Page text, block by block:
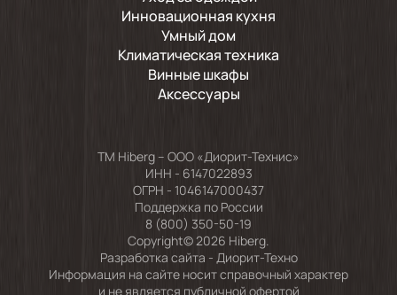
Инновационная кухня
Умный дом
Климатическая техника
Винные шкафы
Аксессуары
TM Hiberg – ООО «Диорит-Технис»
ИНН - 6147022893
ОГРН - 1046147000437
Поддержка по России
8 (800) 350-50-19
Copyright© 2026 Hiberg.
Разработка сайта - Диорит-Техно
Информация на сайте носит справочный характер
и не является публичной офертой